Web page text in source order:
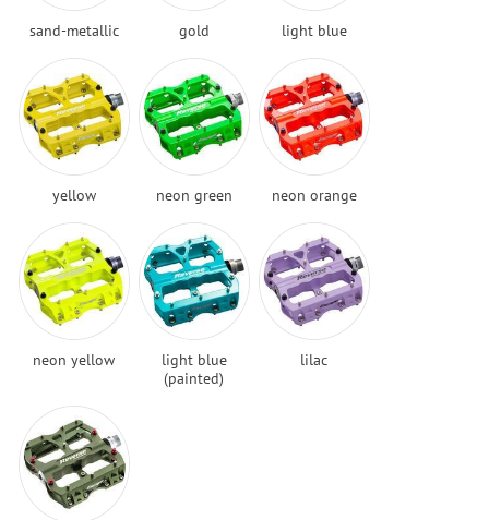
sand-metallic gold light blue
yellow neon green neon orange
neon yellow
light blue
(painted)
lilac